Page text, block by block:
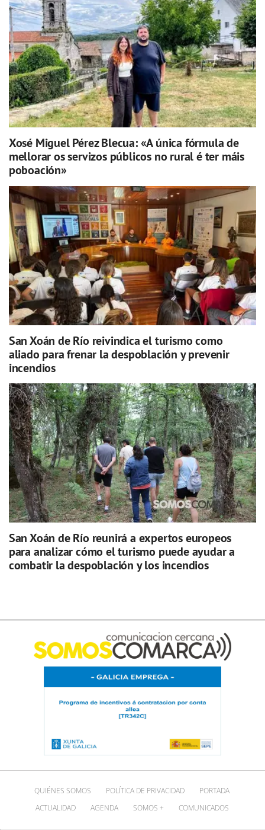
Xosé Miguel Pérez Blecua: «A única fórmula de
mellorar os servizos públicos no rural é ter máis
poboación»
San Xoán de Río reivindica el turismo como
aliado para frenar la despoblación y prevenir
incendios
San Xoán de Río reunirá a expertos europeos
para analizar cómo el turismo puede ayudar a
combatir la despoblación y los incendios
QUIÉNES SOMOS POLÍTICA DE PRIVACIDAD
PORTADA
ACTUALIDAD
AGENDA SOMOS + COMUNICADOS